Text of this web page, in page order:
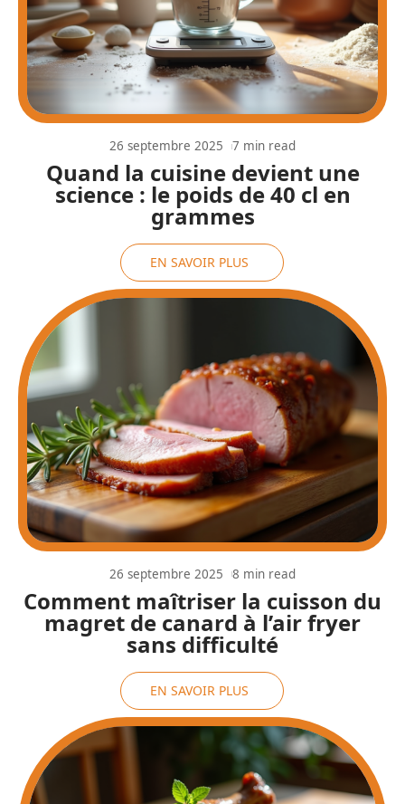
Quand la cuisine devient une
science : le poids de 40 cl en
grammes
26 septembre 2025 7 min read
EN SAVOIR PLUS
Comment maîtriser la cuisson du
magret de canard à l’air fryer
sans difficulté
26 septembre 2025 8 min read
EN SAVOIR PLUS